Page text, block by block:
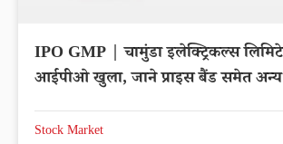
IPO GMP | चामुंडा इलेक्ट्रिकल्स
आईपीओ खुला, जाने प्राइस बैंड समेत
Stock Market